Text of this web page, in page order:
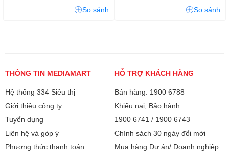
So sánh So sánh
THÔNG TIN MEDIAMART
Hệ thống 334 Siêu thị
Giới thiệu công ty
Tuyển dụng
Liên hệ và góp ý
Phương thức thanh toán
HỖ TRỢ KHÁCH HÀNG
Bán hàng: 1900 6788
Khiếu nại, Bảo hành:
1900 6741 / 1900 6743
Chính sách 30 ngày đổi mới
Mua hàng Dự án/ Doanh nghiệp